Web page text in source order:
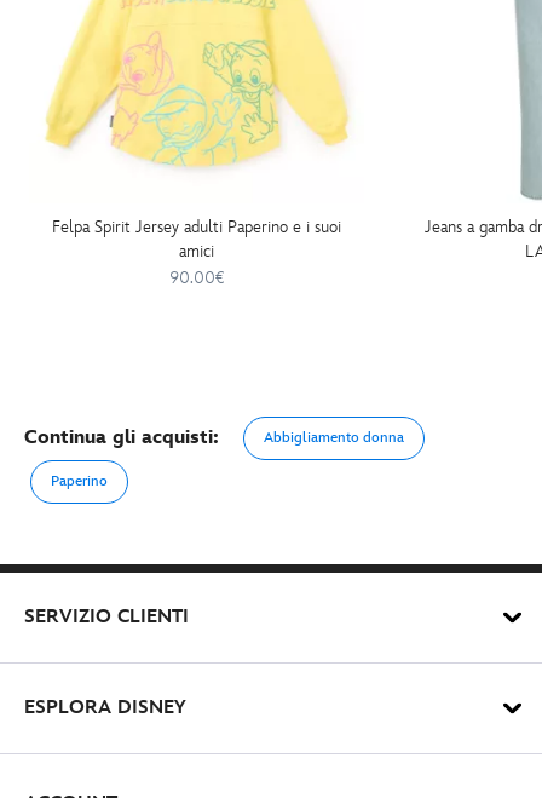
Felpa Spirit Jersey adulti Paperino e i suoi
amici
90.00€
Jeans a gamba
Continua gli acquisti: Abbigliamento donna
Paperino
SERVIZIO CLIENTI
ESPLORA DISNEY